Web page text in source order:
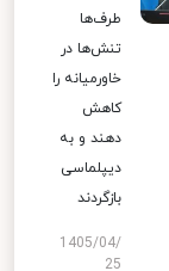
طرف‌ها
تنش‌ها در
خاورمیانه را
کاهش
دهند و به
دیپلماسی
بازگردند
1405/04/
25